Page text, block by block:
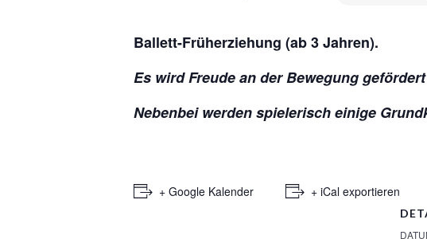
Ballett-Früherziehung (ab 3 Jahren).
Es wird Freude an der Bewegung
Nebenbei werden spielerisch einige
+ Google Kalender + iCal exportieren